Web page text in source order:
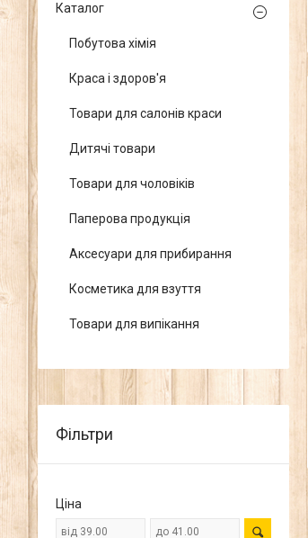
Каталог
Побутова хімія
Краса і здоров'я
Товари для салонів краси
Дитячі товари
Товари для чоловіків
Паперова продукція
Аксесуари для прибирання
Косметика для взуття
Товари для випікання
Фільтри
Ціна